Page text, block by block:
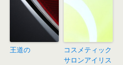
王道の
コスメティック
サロンアイリス